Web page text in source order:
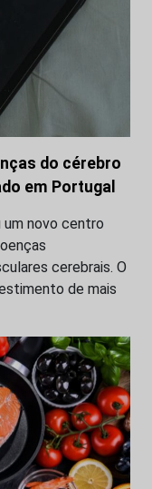
do cérebro
em Portugal
um novo centro
cerebrais. O
de mais